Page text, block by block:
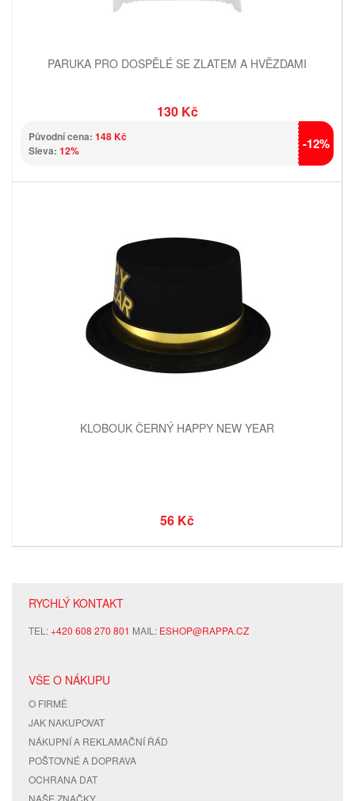
PARUKA PRO DOSPĚLÉ SE ZLATEM A HVĚZDAMI
130 Kč
Původní cena: 148 Kč
Sleva: 12% -12%
KLOBOUK ČERNÝ HAPPY NEW YEAR
56 Kč
RYCHLÝ KONTAKT
TEL:+420 608 270 801 MAIL: ESHOP@RAPPA.CZ
VŠE O NÁKUPU
O FIRMĚ
JAK NAKUPOVAT
NÁKUPNÍ A REKLAMAČNÍ ŘÁD
POŠTOVNÉ A DOPRAVA
OCHRANA DAT
NAŠE ZNAČKY